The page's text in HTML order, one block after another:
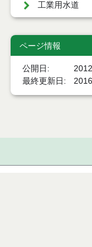
工業用水道
ページ情報
公開日
最終更新日